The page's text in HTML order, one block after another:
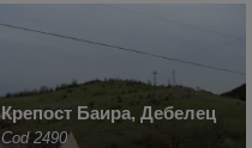
Крепост Баира, Дебелец
Cod 2490